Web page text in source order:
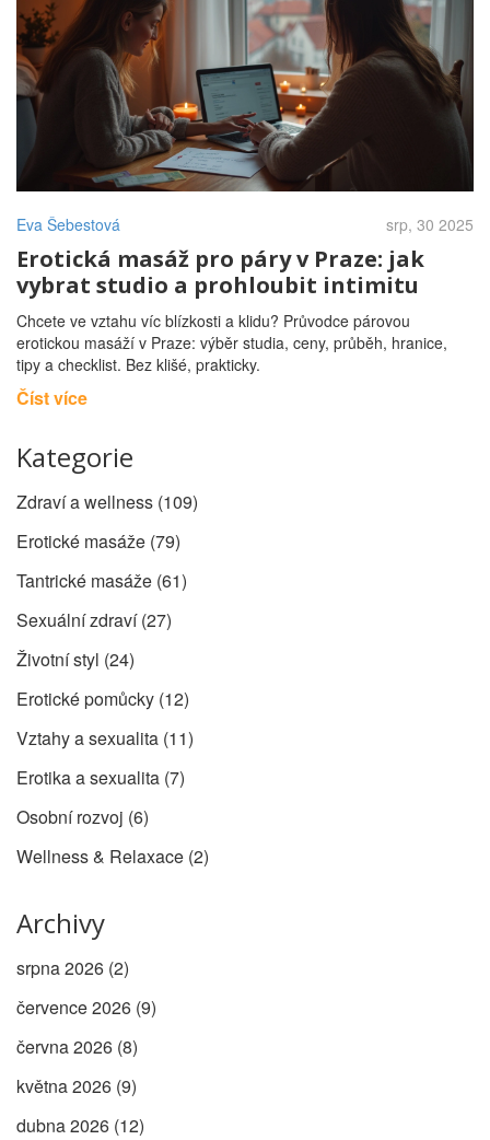
Eva Šebestová srp, 30 2025
Erotická masáž pro páry v Praze: jak
vybrat studio a prohloubit intimitu
Chcete ve vztahu víc blízkosti a klidu? Průvodce párovou
erotickou masáží v Praze: výběr studia, ceny, průběh, hranice,
tipy a checklist. Bez klišé, prakticky.
Číst více
Kategorie
Zdraví a wellness (109)
Erotické masáže (79)
Tantrické masáže (61)
Sexuální zdraví(27)
Životní styl (24)
Erotické pomůcky (12)
Vztahy a sexualita (11)
Erotika a sexualita (7)
Osobní rozvoj (6)
Wellness & Relaxace (2)
Archivy
srpna 2026 (2)
července 2026 (9)
června 2026 (8)
května 2026 (9)
dubna 2026 (12)